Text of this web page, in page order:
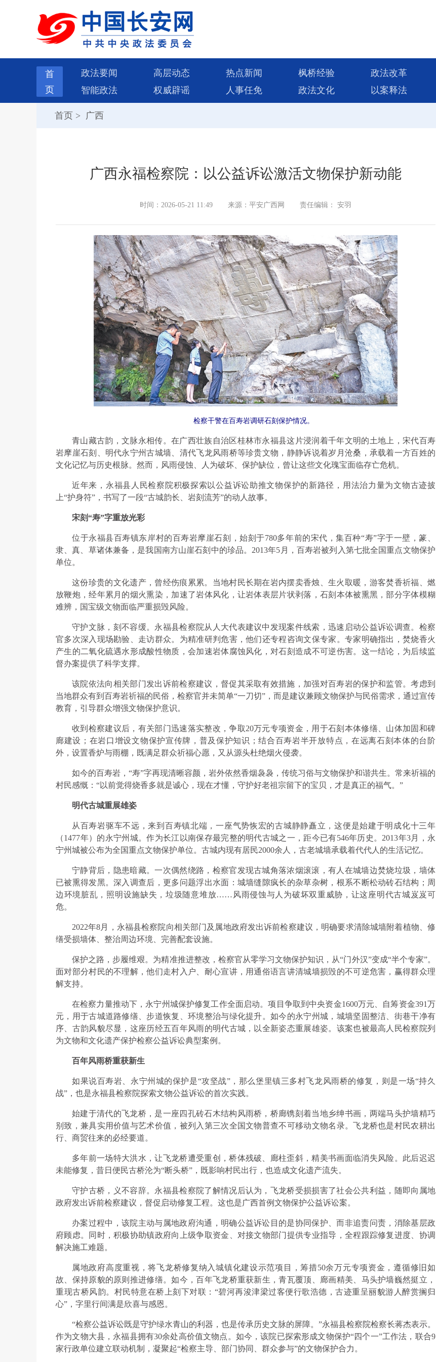
首
页
政法要闻 高层动态 热点新闻 枫桥经验 政法改革
智能政法
权威辟谣 人事任免 政法文化 以案释法
首页 > 广西
广西永福检察院：以公益诉讼激活文物保护新动能
时间：2026-05-21 11:49 来源：平安广西网 责任编辑： 安羽
检察干警在百寿岩调研石刻保护情况。
青山藏古韵，文脉永相传。在广西壮族自治区桂林市永福县这片浸润着千年文明的土地上，宋代百寿
岩摩崖石刻、明代永宁州古城墙、清代飞龙风雨桥等珍贵文物，静静诉说着岁月沧桑，承载着一方百姓的
文化记忆与历史根脉。然而，风雨侵蚀、人为破坏、保护缺位，曾让这些文化瑰宝面临存亡危机。
近年来，永福县人民检察院积极探索以公益诉讼助推文物保护的新路径，用法治力量为文物古迹披
上“护身符”，书写了一段“古城韵长、岩刻流芳”的动人故事。
宋刻“寿”字重放光彩
位于永福县百寿镇东岸村的百寿岩摩崖石刻，始刻于780多年前的宋代，集百种“寿”字于一壁，篆、
隶、真、草诸体兼备，是我国南方山崖石刻中的珍品。2013年5月，百寿岩被列入第七批全国重点文物保护
单位。
这份珍贵的文化遗产，曾经伤痕累累。当地村民长期在岩内摆卖香烛、生火取暖，游客焚香祈福、燃
放鞭炮，经年累月的烟火熏染，加速了岩体风化，让岩体表层片状剥落，石刻本体被熏黑，部分字体模糊
难辨，国宝级文物面临严重损毁风险。
守护文脉，刻不容缓。永福县检察院从人大代表建议中发现案件线索，迅速启动公益诉讼调查。检察
官多次深入现场勘验、走访群众。为精准研判危害，他们还专程咨询文保专家。专家明确指出，焚烧香火
产生的二氧化硫遇水形成酸性物质，会加速岩体腐蚀风化，对石刻造成不可逆伤害。这一结论，为后续监
督办案提供了科学支撑。
该院依法向相关部门发出诉前检察建议，督促其采取有效措施，加强对百寿岩的保护和监管。考虑到
当地群众有到百寿岩祈福的民俗，检察官并未简单“一刀切”，而是建议兼顾文物保护与民俗需求，通过宣传
教育，引导群众增强文物保护意识。
收到检察建议后，有关部门迅速落实整改，争取20万元专项资金，用于石刻本体修缮、山体加固和碑
廊建设；在岩口增设文物保护宣传牌，普及保护知识；结合百寿岩半开放特点，在远离石刻本体的台阶
外，设置香炉与雨棚，既满足群众祈福心愿，又从源头杜绝烟火侵袭。
如今的百寿岩，“寿”字再现清晰容颜，岩外依然香烟袅袅，传统习俗与文物保护和谐共生。常来祈福的
村民感慨：“以前觉得烧香多就是诚心，现在才懂，守护好老祖宗留下的宝贝，才是真正的福气。”
明代古城重展雄姿
从百寿岩驱车不远，来到百寿镇北端，一座气势恢宏的古城静静矗立，这便是始建于明成化十三年
（1477年）的永宁州城。作为长江以南保存最完整的明代古城之一，距今已有546年历史。2013年3月，永
宁州城被公布为全国重点文物保护单位。古城内现有居民2000余人，古老城墙承载着代代人的生活记忆。
宁静背后，隐患暗藏。一次偶然绕路，检察官发现古城角落浓烟滚滚，有人在城墙边焚烧垃圾，墙体
已被熏得发黑。深入调查后，更多问题浮出水面：城墙缝隙疯长的杂草杂树，根系不断松动砖石结构；周
边环境脏乱，照明设施缺失，垃圾随意堆放……风雨侵蚀与人为破坏双重威胁，让这座明代古城岌岌可
危。
2022年8月，永福县检察院向相关部门及属地政府发出诉前检察建议，明确要求清除城墙附着植物、修
缮受损墙体、整治周边环境、完善配套设施。
保护之路，步履维艰。为精准推进整改，检察官从零学习文物保护知识，从“门外汉”变成“半个专家”。
面对部分村民的不理解，他们走村入户、耐心宣讲，用通俗语言讲清城墙损毁的不可逆危害，赢得群众理
解支持。
在检察力量推动下，永宁州城保护修复工作全面启动。项目争取到中央资金1600万元、自筹资金391万
元，用于古城道路修缮、步道恢复、环境整治与绿化提升。如今的永宁州城，城墙坚固整洁、街巷干净有
序、古韵风貌尽显，这座历经五百年风雨的明代古城，以全新姿态重展雄姿。该案也被最高人民检察院列
为文物和文化遗产保护检察公益诉讼典型案例。
百年风雨桥重获新生
如果说百寿岩、永宁州城的保护是“攻坚战”，那么堡里镇三多村飞龙风雨桥的修复，则是一场“持久
战”，也是永福县检察院探索文物公益诉讼的首次实践。
始建于清代的飞龙桥，是一座四孔砖石木结构风雨桥，桥廊镌刻着当地乡绅书画，两端马头护墙精巧
别致，兼具实用价值与艺术价值，被列入第三次全国文物普查不可移动文物名录。飞龙桥也是村民农耕出
行、商贸往来的必经要道。
多年前一场特大洪水，让飞龙桥遭受重创，桥体残破、廊柱歪斜，精美书画面临消失风险。此后迟迟
未能修复，昔日便民古桥沦为“断头桥”，既影响村民出行，也造成文化遗产流失。
守护古桥，义不容辞。永福县检察院了解情况后认为，飞龙桥受损损害了社会公共利益，随即向属地
政府发出诉前检察建议，督促启动修复工程。这也是广西首例文物保护公益诉讼案。
办案过程中，该院主动与属地政府沟通，明确公益诉讼目的是协同保护、而非追责问责，消除基层政
府顾虑。同时，积极协助镇政府向上级争取资金、对接文物部门提供专业指导，全程跟踪修复进度、协调
解决施工难题。
属地政府高度重视，将飞龙桥修复纳入城镇化建设示范项目，筹措50余万元专项资金，遵循修旧如
故、保持原貌的原则推进修缮。如今，百年飞龙桥重获新生，青瓦覆顶、廊画精美、马头护墙巍然挺立，
重现古桥风韵。村民特意在桥上刻下对联：“碧河再浚津梁过客便行歌浩德，古迹重呈丽貌游人醉赏搁归
心”，字里行间满是欣喜与感恩。
“检察公益诉讼既是守护绿水青山的利器，也是传承历史文脉的屏障。”永福县检察院检察长蒋杰表示。
作为文物大县，永福县拥有30余处高价值文物点。如今，该院已探索形成文物保护“四个一”工作法，联合9
家行政单位建立联动机制，凝聚起“检察主导、部门协同、群众参与”的文物保护合力。